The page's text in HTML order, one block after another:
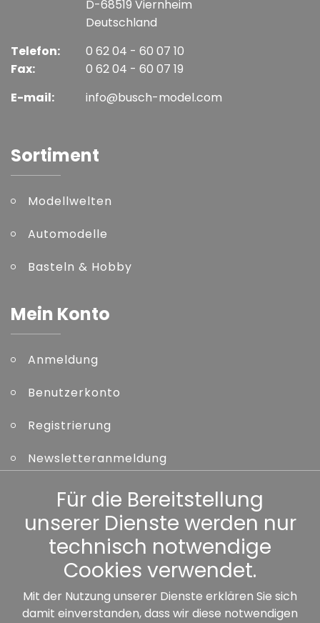
D-68519 Viernheim
Deutschland
Telefon:
Fax:
0 62 04 - 60 07 10
0 62 04 - 60 07 19
E-mail:
info@busch-model.com
Sortiment
Modellwelten
Automodelle
Basteln & Hobby
Mein Konto
Anmeldung
Benutzerkonto
Registrierung
Newsletteranmeldung
Kennwort vergessen
Sonstiges
Unsere Partner:
Für die Bereitstellung
unserer Dienste werden nur
technisch notwendige
Cookies verwendet.
Mit der Nutzung unserer Dienste erklären Sie sich
damit einverstanden, dass wir diese notwendigen